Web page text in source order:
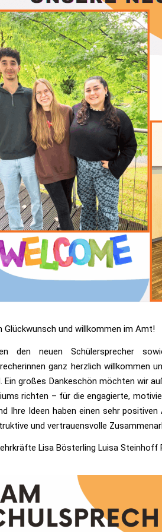
Glückwunsch und willkommen im Amt!
den neuen Schülersprecher
ganz herzlich willkommen
Ein großes Dankeschön möchten wir
richten – für die engagierte,
Ihre Ideen haben einen sehr
und vertrauensvolle
Lisa Bösterling Luisa Steinhoff